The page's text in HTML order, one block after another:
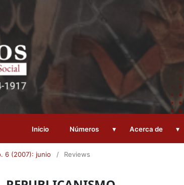
Inicio Números ▾ Acerca de ▾
6 (2007): junio / Reviews